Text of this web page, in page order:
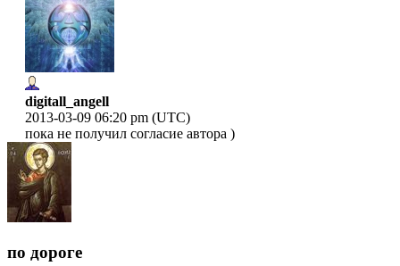
digitall_angell
2013-03-09 06:20 pm (UTC)
пока не получил согласие автора )
по дороге